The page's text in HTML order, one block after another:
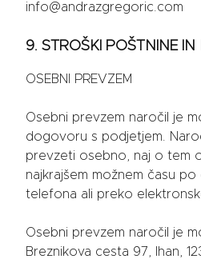
info@andrazgregoric.com
9. STROŠKI POŠTNINE IN
OSEBNI PREVZEM
Osebni prevzem naročil je
dogovoru s podjetjem.
prevzeti osebno, naj o tem
najkrajšem možnem času
telefona ali preko
Osebni prevzem naročil je
Breznikova cesta 97, Ihan,